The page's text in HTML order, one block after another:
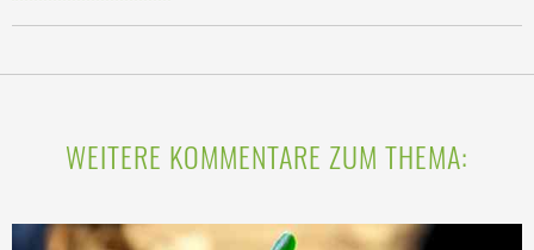
WEITERE KOMMENTARE ZUM THEMA: